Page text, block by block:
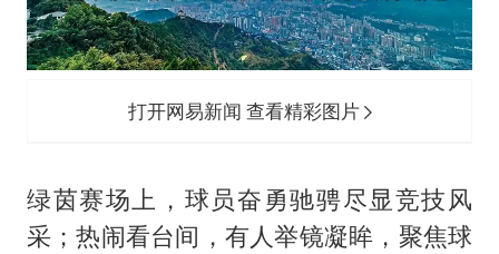
周星驰妈妈现身香港首映礼
上海地铁4条线路全线停运
56岁刘奕君跟13岁女儿合跳
从科技创新看开局起步的时与势
打开网易新闻 查看精彩图片
绿茵赛场上，球员奋勇驰骋尽显竞技风
采；热闹看台间，有人举镜凝眸，聚焦球